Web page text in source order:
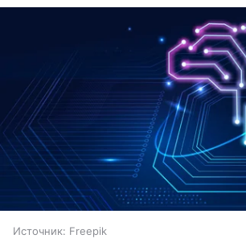
Источник: Freepik